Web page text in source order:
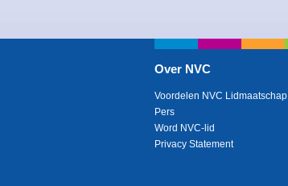
Over NVC
Voordelen NVC Lidmaatschap
Pers
Word NVC-lid
Privacy Statement